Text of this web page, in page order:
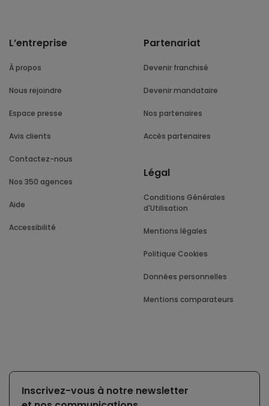
L’entreprise
À propos
Nous rejoindre
Espace presse
Avis clients
Contactez-nous
Nos 350 agences
Aide
Accessibilité
Partenariat
Devenir franchisé
Devenir mandataire
Nos partenaires
Accès partenaires
Légal
Conditions Générales
d'Utilisation
Mentions légales
Politique Cookies
Données personnelles
Mentions comparateurs
Inscrivez-vous à notre newsletter